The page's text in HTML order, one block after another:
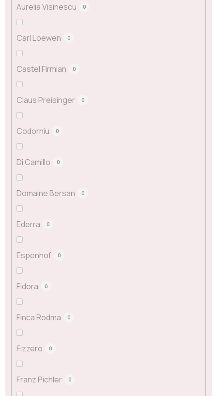
Aurelia Visinescu 0
Carl Loewen 0
Castel Firmian 0
Claus Preisinger 0
Codorníu 0
Di Camillo 0
Domaine Bersan 0
Ederra 0
Espenhof 0
Fidora 0
Finca Rodma 0
Fizzero 0
Franz Pichler 0